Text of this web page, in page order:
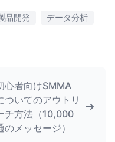
品開発
データ分析
心者向けSMMA
ついてのアウトリ
チ方法（10,000
のメッセージ）